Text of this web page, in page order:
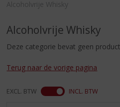
i
n
n
a
r
Alcoholvrije Whisky
Alcoholvrije Whisky
Deze categorie bevat geen
Terug naar de vorige pagina
EXCL. BTW INCL. BTW